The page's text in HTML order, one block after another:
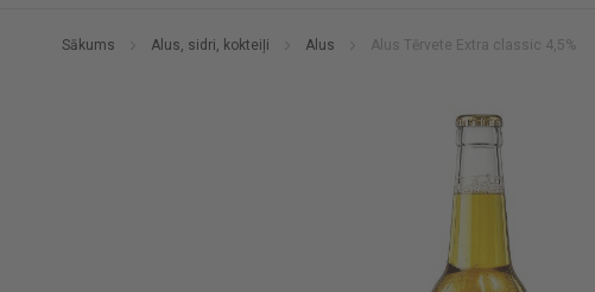
Sākums Alus, sidri, kokteiļi Alus Alus Tērvete Extra classic 4,5%